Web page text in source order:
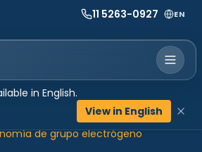
in English.
View in English
11 5263-0927 EN
de grupo electrógeno